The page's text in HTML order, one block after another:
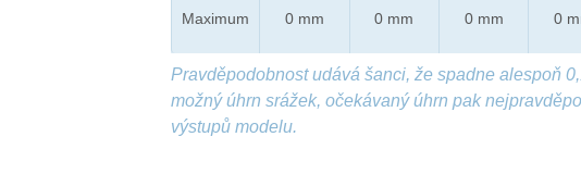
Maximum 0 mm 0 mm 0 mm 0
Pravděpodobnost udává šanci, že spadne alespoň
možný úhrn srážek, očekávaný úhrn pak
výstupů modelu.